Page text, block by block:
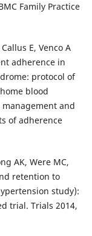
Family Practice
E, Venco A
adherence in
protocol of
blood
and
of adherence
AK, Were MC,
retention to
study):
trial. Trials 2014,